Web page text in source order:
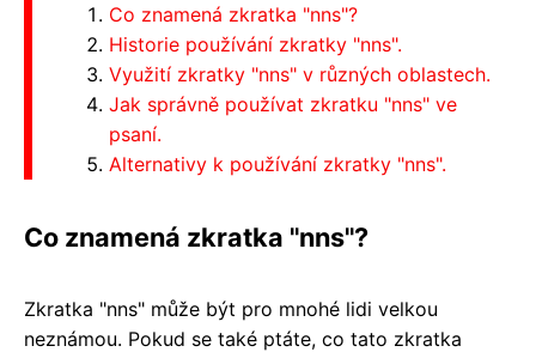
Co znamená zkratka "nns"?
Historie používání zkratky "nns".
Využití zkratky "nns" v různých oblastech.
Jak správně používat zkratku "nns" ve
psaní.
Alternativy k používání zkratky "nns".
Co znamená zkratka "nns"?
Zkratka "nns" může být pro mnohé lidi velkou
neznámou. Pokud se také ptáte, co tato zkratka